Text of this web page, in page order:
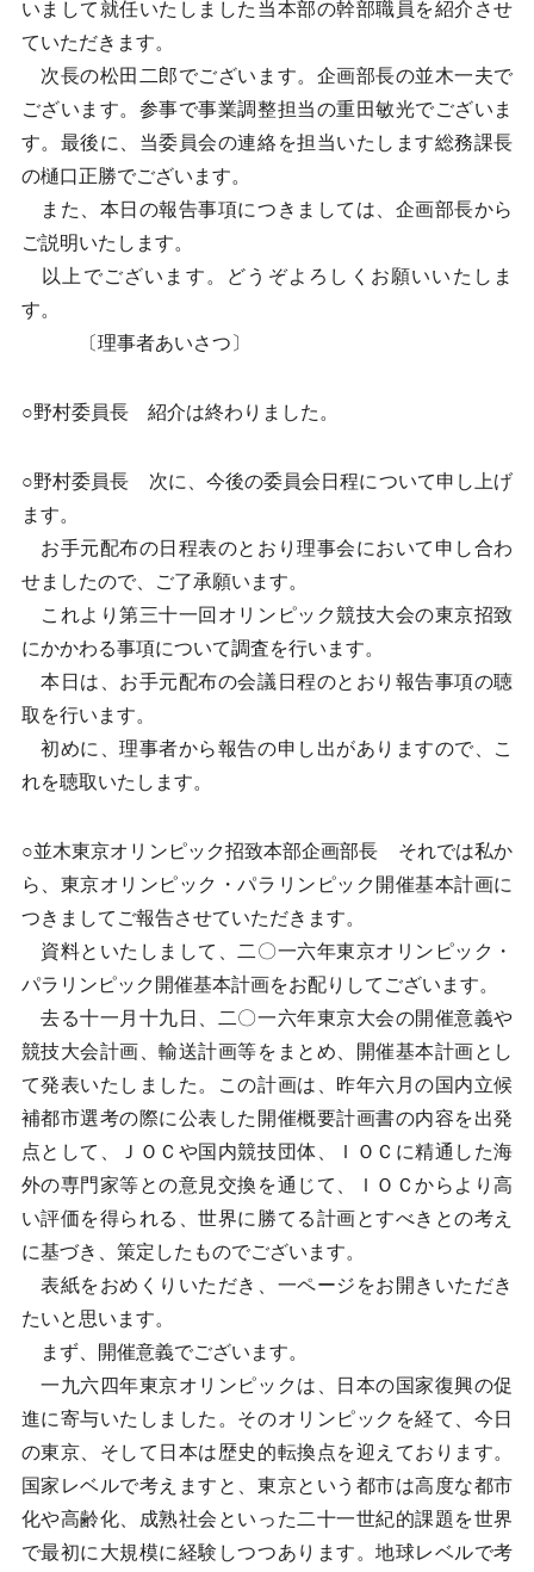
いまして就任いたしました当本部の幹部職員を紹介させ
ていただきます。
次長の松田二郎でございます。企画部長の並木一夫で
ございます。参事で事業調整担当の重田敏光でございま
す。最後に、当委員会の連絡を担当いたします総務課長
の樋口正勝でございます。
また、本日の報告事項につきましては、企画部長から
ご説明いたします。
以上でございます。どうぞよろしくお願いいたしま
す。
〔理事者あいさつ〕
○野村委員長 紹介は終わりました。
○野村委員長 次に、今後の委員会日程について申し上げ
ます。
お手元配布の日程表のとおり理事会において申し合わ
せましたので、ご了承願います。
これより第三十一回オリンピック競技大会の東京招致
にかかわる事項について調査を行います。
本日は、お手元配布の会議日程のとおり報告事項の聴
取を行います。
初めに、理事者から報告の申し出がありますので、こ
れを聴取いたします。
○並木東京オリンピック招致本部企画部長 それでは私か
ら、東京オリンピック・パラリンピック開催基本計画に
つきましてご報告させていただきます。
資料といたしまして、二〇一六年東京オリンピック・
パラリンピック開催基本計画をお配りしてございます。
去る十一月十九日、二〇一六年東京大会の開催意義や
競技大会計画、輸送計画等をまとめ、開催基本計画とし
て発表いたしました。この計画は、昨年六月の国内立候
補都市選考の際に公表した開催概要計画書の内容を出発
点として、ＪＯＣや国内競技団体、ＩＯＣに精通した海
外の専門家等との意見交換を通じて、ＩＯＣからより高
い評価を得られる、世界に勝てる計画とすべきとの考え
に基づき、策定したものでございます。
表紙をおめくりいただき、一ページをお開きいただき
たいと思います。
まず、開催意義でございます。
一九六四年東京オリンピックは、日本の国家復興の促
進に寄与いたしました。そのオリンピックを経て、今日
の東京、そして日本は歴史的転換点を迎えております。
国家レベルで考えますと、東京という都市は高度な都市
化や高齢化、成熟社会といった二十一世紀的課題を世界
で最初に大規模に経験しつつあります。地球レベルで考